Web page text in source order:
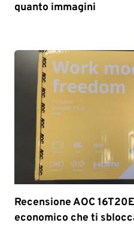
quanto immagini
Recensione AOC
economico che ti